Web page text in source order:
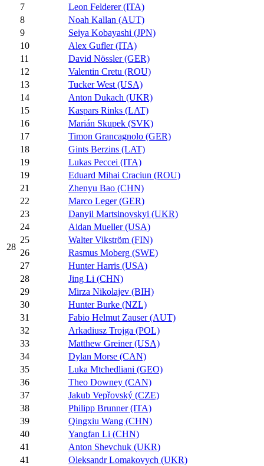
28
7
Leon Felderer (ITA)
8
Noah Kallan (AUT)
9
Seiya Kobayashi (JPN)
10
Alex Gufler (ITA)
11
David Nössler (GER)
12
Valentin Cretu (ROU)
13
Tucker West (USA)
14
Anton Dukach (UKR)
15
Kaspars Rinks (LAT)
16
Marián Skupek (SVK)
17
Timon Grancagnolo (GER)
18
Gints Berzins (LAT)
19
Lukas Peccei (ITA)
19
Eduard Mihai Craciun (ROU)
21
Zhenyu Bao (CHN)
22
Marco Leger (GER)
23
Danyil Martsinovskyi (UKR)
24
Aidan Mueller (USA)
25
Walter Vikström (FIN)
26
Rasmus Moberg (SWE)
27
Hunter Harris (USA)
28
Jing Li (CHN)
29
Mirza Nikolajev (BIH)
30
Hunter Burke (NZL)
31
Fabio Helmut Zauser (AUT)
32
Arkadiusz Trojga (POL)
33
Matthew Greiner (USA)
34
Dylan Morse (CAN)
35
Luka Mtchedliani (GEO)
36
Theo Downey (CAN)
37
Jakub Vepřovský (CZE)
38
Philipp Brunner (ITA)
39
Qingxiu Wang (CHN)
40
Yangfan Li (CHN)
41
Anton Shevchuk (UKR)
41
Oleksandr Lomakovych (UKR)